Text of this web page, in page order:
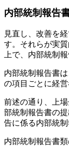
内部統制報告
見直し、改善を
す。それらが実
上で、内部統制
内部統制報告書
の項目ごとに経
前述の通り、上
部統制報告書の
告に係る内部統制
内部統制報告書